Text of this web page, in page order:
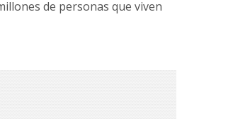
de personas que viven